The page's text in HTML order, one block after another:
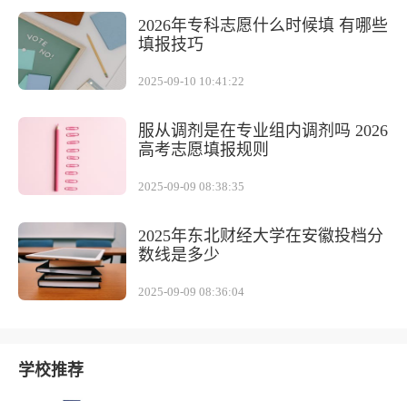
2026年专科志愿什么时候填 有哪些
填报技巧
2025-09-10 10:41:22
服从调剂是在专业组内调剂吗 2026
高考志愿填报规则
2025-09-09 08:38:35
2025年东北财经大学在安徽投档分
数线是多少
2025-09-09 08:36:04
学校推荐